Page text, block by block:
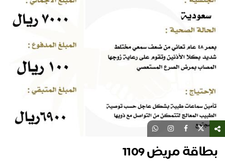
بطاقة مريض 1109